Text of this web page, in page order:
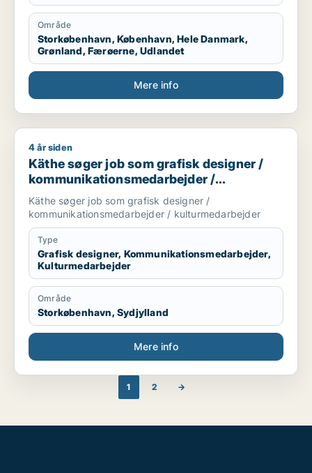
gode værdier.
Jeg er selv af natur en pragmatisk, menneskelig og
omstillingsparat leder, som ynder at se på helheden
og de store træk, men med et stærkt fokus på
bundlinien.
Område
Storkøbenhavn, København, Hele Danmark,
Grønland, Færøerne, Udlandet
Mere info
Käthe søger job som grafisk designer /
4 år siden
Käthe søger job som grafisk designer /
kommunikationsmedarbejder /
kulturmedarbejder
Käthe søger job som grafisk designer /
kommunikationsmedarbejder / kulturmedarbejder
Type
Grafisk designer, Kommunikationsmedarbejder,
Kulturmedarbejder
Område
Storkøbenhavn, Sydjylland
Mere info
1 2 →